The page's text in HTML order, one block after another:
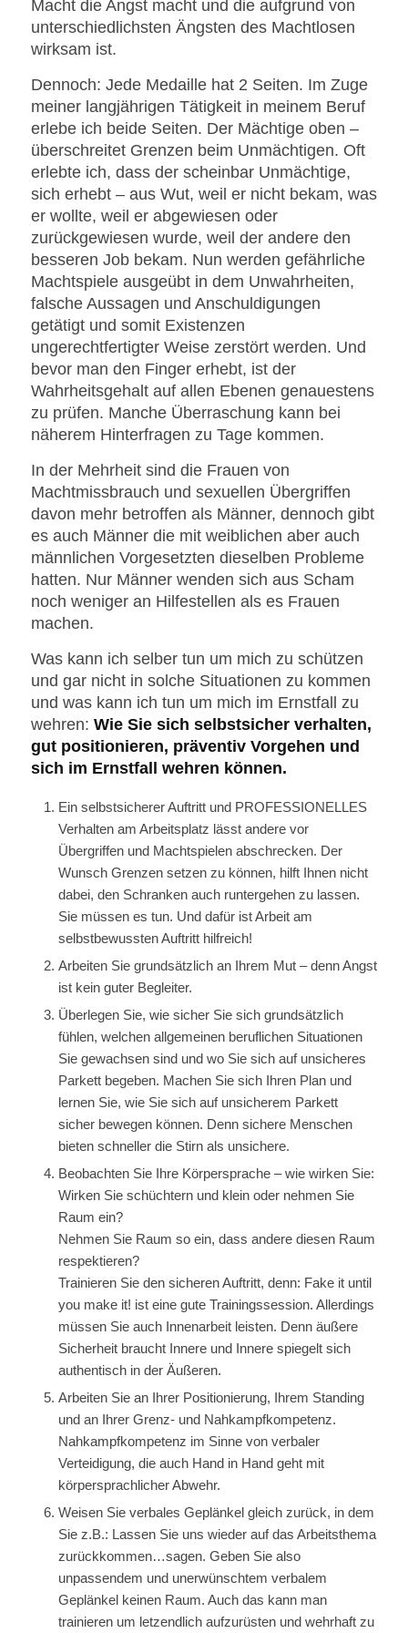
Macht die Angst macht und die aufgrund von
unterschiedlichsten Ängsten des Machtlosen
wirksam ist.
Dennoch: Jede Medaille hat 2 Seiten. Im Zuge
meiner langjährigen Tätigkeit in meinem Beruf
erlebe ich beide Seiten. Der Mächtige oben –
überschreitet Grenzen beim Unmächtigen. Oft
erlebte ich, dass der scheinbar Unmächtige,
sich erhebt – aus Wut, weil er nicht bekam, was
er wollte, weil er abgewiesen oder
zurückgewiesen wurde, weil der andere den
besseren Job bekam. Nun werden gefährliche
Machtspiele ausgeübt in dem Unwahrheiten,
falsche Aussagen und Anschuldigungen
getätigt und somit Existenzen
ungerechtfertigter Weise zerstört werden. Und
bevor man den Finger erhebt, ist der
Wahrheitsgehalt auf allen Ebenen genauestens
zu prüfen. Manche Überraschung kann bei
näherem Hinterfragen zu Tage kommen.
In der Mehrheit sind die Frauen von
Machtmissbrauch und sexuellen Übergriffen
davon mehr betroffen als Männer, dennoch gibt
es auch Männer die mit weiblichen aber auch
männlichen Vorgesetzten dieselben Probleme
hatten. Nur Männer wenden sich aus Scham
noch weniger an Hilfestellen als es Frauen
machen.
Was kann ich selber tun um mich zu schützen
und gar nicht in solche Situationen zu kommen
und was kann ich tun um mich im Ernstfall zu
wehren: Wie Sie sich selbstsicher verhalten,
gut positionieren, präventiv Vorgehen und
sich im Ernstfall wehren können.
Ein selbstsicherer Auftritt und PROFESSIONELLES
Verhalten am Arbeitsplatz lässt andere vor
Übergriffen und Machtspielen abschrecken. Der
Wunsch Grenzen setzen zu können, hilft Ihnen nicht
dabei, den Schranken auch runtergehen zu lassen.
Sie müssen es tun. Und dafür ist Arbeit am
selbstbewussten Auftritt hilfreich!
Arbeiten Sie grundsätzlich an Ihrem Mut – denn Angst
ist kein guter Begleiter.
Überlegen Sie, wie sicher Sie sich grundsätzlich
fühlen, welchen allgemeinen beruflichen Situationen
Sie gewachsen sind und wo Sie sich auf unsicheres
Parkett begeben. Machen Sie sich Ihren Plan und
lernen Sie, wie Sie sich auf unsicherem Parkett
sicher bewegen können. Denn sichere Menschen
bieten schneller die Stirn als unsichere.
Beobachten Sie Ihre Körpersprache – wie wirken Sie:
Wirken Sie schüchtern und klein oder nehmen Sie
Raum ein?
Nehmen Sie Raum so ein, dass andere diesen Raum
respektieren?
Trainieren Sie den sicheren Auftritt, denn: Fake it until
you make it! ist eine gute Trainingssession. Allerdings
müssen Sie auch Innenarbeit leisten. Denn äußere
Sicherheit braucht Innere und Innere spiegelt sich
authentisch in der Äußeren.
Arbeiten Sie an Ihrer Positionierung, Ihrem Standing
und an Ihrer Grenz- und Nahkampfkompetenz.
Nahkampfkompetenz im Sinne von verbaler
Verteidigung, die auch Hand in Hand geht mit
körpersprachlicher Abwehr.
Weisen Sie verbales Geplänkel gleich zurück, in dem
Sie z.B.: Lassen Sie uns wieder auf das Arbeitsthema
zurückkommen…sagen. Geben Sie also
unpassendem und unerwünschtem verbalem
Geplänkel keinen Raum. Auch das kann man
trainieren um letzendlich aufzurüsten und wehrhaft zu